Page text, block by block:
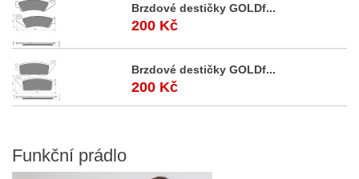
Brzdové destičky GOLDf...
200 Kč
Brzdové destičky GOLDf...
200 Kč
Funkční prádlo